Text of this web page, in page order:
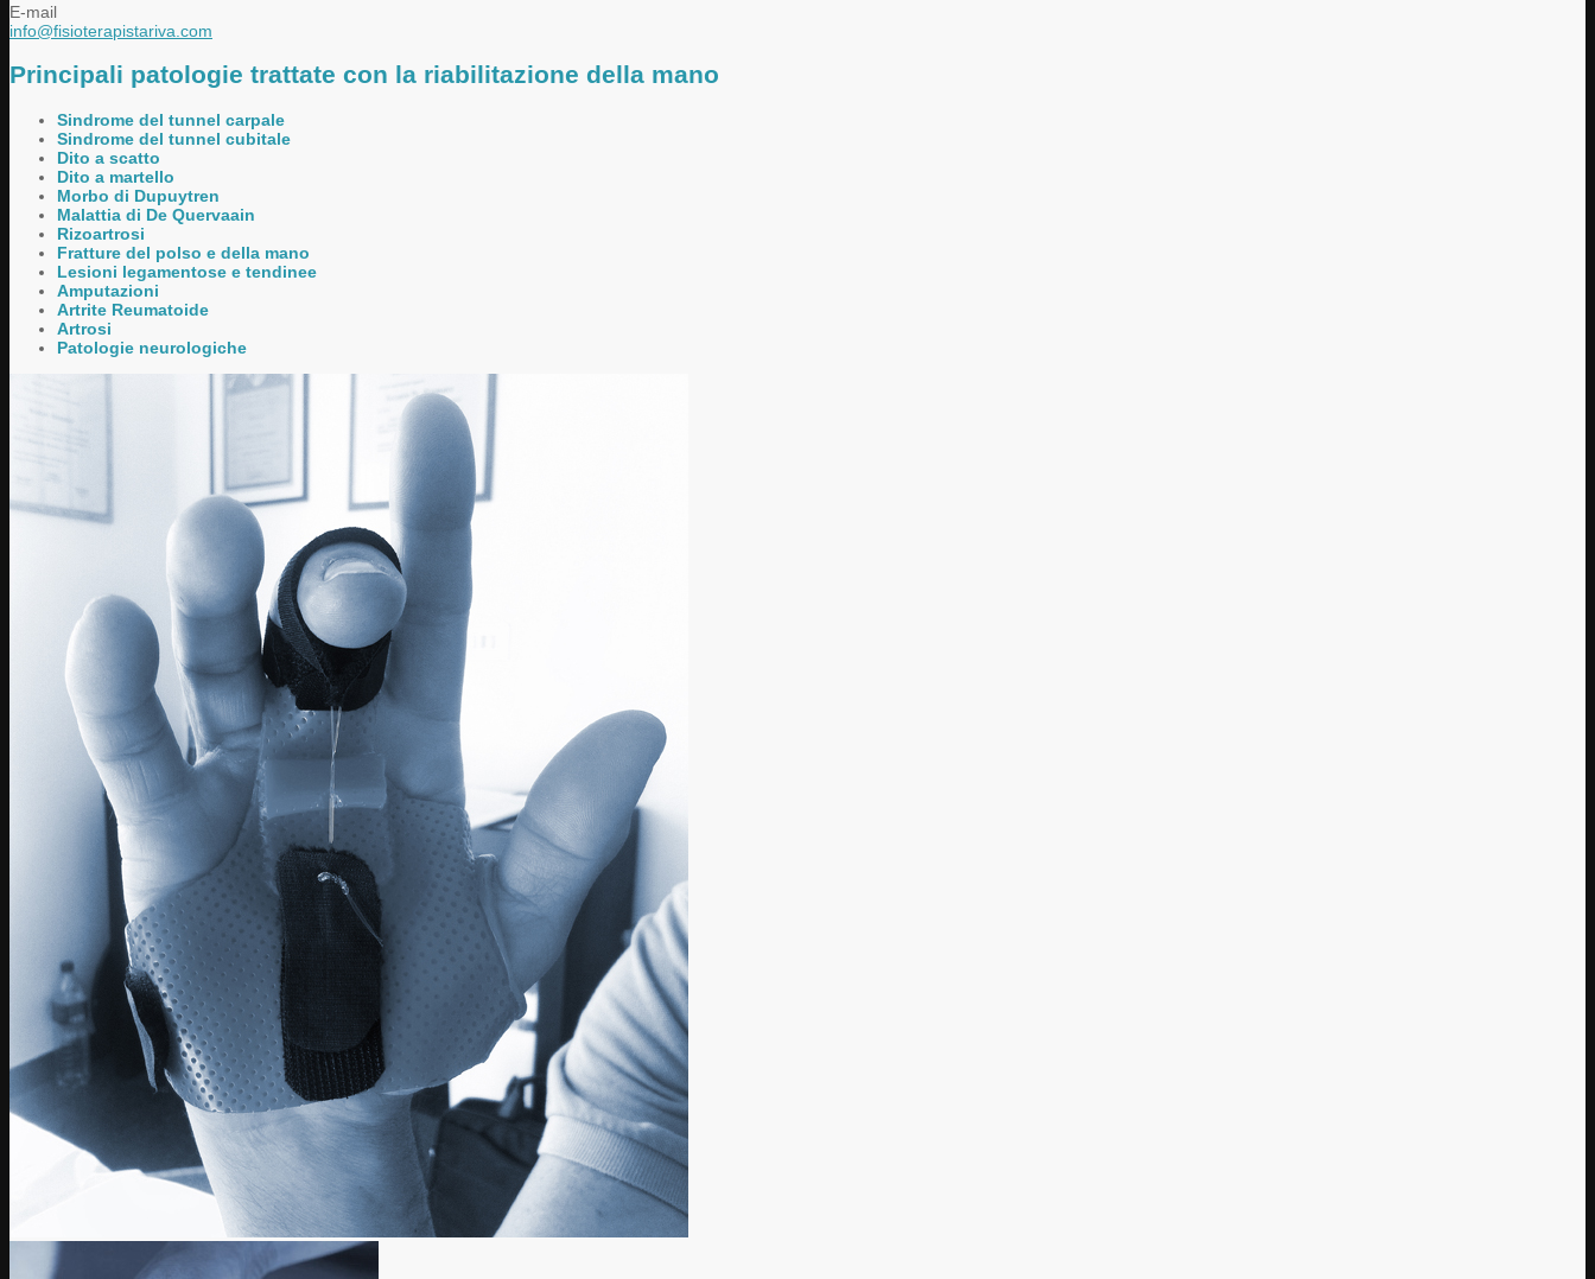
E-mail
info@fisioterapistariva.com
Principali patologie trattate con la riabilitazione della mano
Sindrome del tunnel carpale
Sindrome del tunnel cubitale
Dito a scatto
Dito a martello
Morbo di Dupuytren
Malattia di De Quervaain
Rizoartrosi
Fratture del polso e della mano
Lesioni legamentose e tendinee
Amputazioni
Artrite Reumatoide
Artrosi
Patologie neurologiche